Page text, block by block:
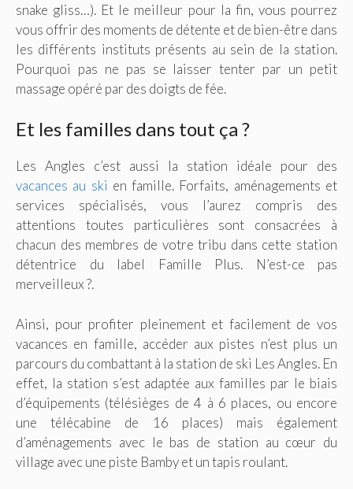
snake gliss…). Et le meilleur pour la fin, vous pourrez
vous offrir des moments de détente et de bien-être dans
les différents instituts présents au sein de la station.
Pourquoi pas ne pas se laisser tenter par un petit
massage opéré par des doigts de fée.
Et les familles dans tout ça ?
Les Angles c’est aussi la station idéale pour des
vacances au ski en famille. Forfaits, aménagements et
services spécialisés, vous l’aurez compris des
attentions toutes particulières sont consacrées à
chacun des membres de votre tribu dans cette station
détentrice du label Famille Plus. N’est-ce pas
merveilleux ?.
Ainsi, pour profiter pleinement et facilement de vos
vacances en famille, accéder aux pistes n’est plus un
parcours du combattant à la station de ski Les Angles. En
effet, la station s’est adaptée aux familles par le biais
d’équipements (télésièges de 4 à 6 places, ou encore
une télécabine de 16 places) mais également
d’aménagements avec le bas de station au cœur du
village avec une piste Bamby et un tapis roulant.